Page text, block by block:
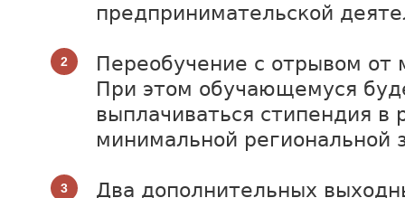
предпринимательской
Переобучение с отрывом от
При этом обучающемуся
выплачиваться стипендия в
минимальной региональной
Два дополнительных